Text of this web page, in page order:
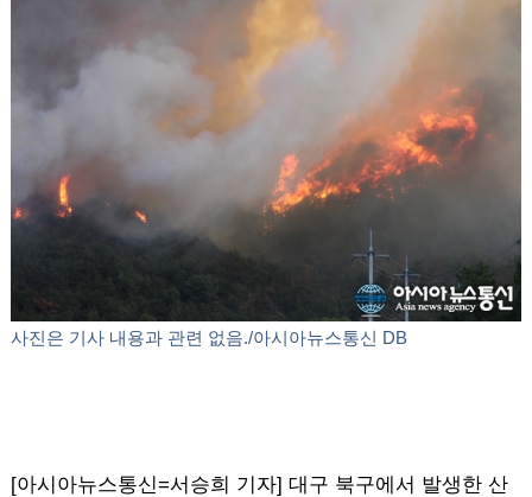
사진은 기사 내용과 관련 없음./아시아뉴스통신 DB
[아시아뉴스통신=서승희 기자] 대구 북구에서 발생한 산